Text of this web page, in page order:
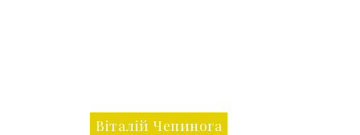
Віталій Чепинога